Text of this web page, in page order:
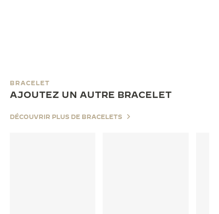
BRACELET
AJOUTEZ UN AUTRE BRACELET
DÉCOUVRIR PLUS DE BRACELETS